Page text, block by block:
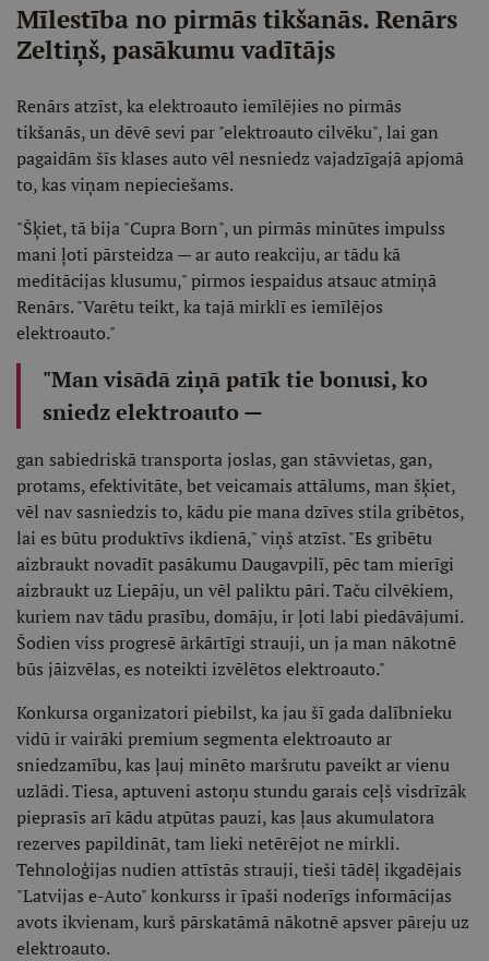
Mīlestība no pirmās tikšanās. Renārs
Zeltiņš, pasākumu vadītājs
Renārs atzīst, ka elektroauto iemīlējies no pirmās
tikšanās, un dēvē sevi par "elektroauto cilvēku", lai gan
pagaidām šīs klases auto vēl nesniedz vajadzīgajā apjomā
to, kas viņam nepieciešams.
"Šķiet, tā bija "Cupra Born", un pirmās minūtes impulss
mani ļoti pārsteidza — ar auto reakciju, ar tādu kā
meditācijas klusumu," pirmos iespaidus atsauc atmiņā
Renārs. "Varētu teikt, ka tajā mirklī es iemīlējos
elektroauto."
"Man visādā ziņā patīk tie bonusi, ko
sniedz elektroauto —
gan sabiedriskā transporta joslas, gan stāvvietas, gan,
protams, efektivitāte, bet veicamais attālums, man šķiet,
vēl nav sasniedzis to, kādu pie mana dzīves stila gribētos,
lai es būtu produktīvs ikdienā," viņš atzīst. "Es gribētu
aizbraukt novadīt pasākumu Daugavpilī, pēc tam mierīgi
aizbraukt uz Liepāju, un vēl paliktu pāri. Taču cilvēkiem,
kuriem nav tādu prasību, domāju, ir ļoti labi piedāvājumi.
Šodien viss progresē ārkārtīgi strauji, un ja man nākotnē
būs jāizvēlas, es noteikti izvēlētos elektroauto."
Konkursa organizatori piebilst, ka jau šī gada dalībnieku
vidū ir vairāki premium segmenta elektroauto ar
sniedzamību, kas ļauj minēto maršrutu paveikt ar vienu
uzlādi. Tiesa, aptuveni astoņu stundu garais ceļš visdrīzāk
pieprasīs arī kādu atpūtas pauzi, kas ļaus akumulatora
rezerves papildināt, tam lieki netērējot ne mirkli.
Tehnoloģijas nudien attīstās strauji, tieši tādēļ ikgadējais
"Latvijas e-Auto" konkurss ir īpaši noderīgs informācijas
avots ikvienam, kurš pārskatāmā nākotnē apsver pāreju uz
elektroauto.